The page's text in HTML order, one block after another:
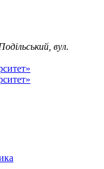
вул.